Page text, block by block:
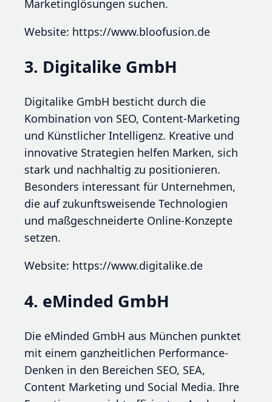
Marketinglösungen suchen.
Website: https://www.bloofusion.de
3. Digitalike GmbH
Digitalike GmbH besticht durch die
Kombination von SEO, Content-Marketing
und Künstlicher Intelligenz. Kreative und
innovative Strategien helfen Marken, sich
stark und nachhaltig zu positionieren.
Besonders interessant für Unternehmen,
die auf zukunftsweisende Technologien
und maßgeschneiderte Online-Konzepte
setzen.
Website: https://www.digitalike.de
4. eMinded GmbH
Die eMinded GmbH aus München punktet
mit einem ganzheitlichen Performance-
Denken in den Bereichen SEO, SEA,
Content Marketing und Social Media. Ihre